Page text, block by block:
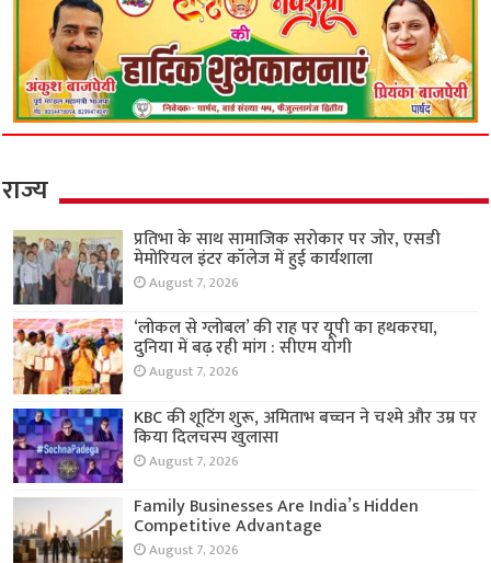
राज्य
प्रतिभा के साथ सामाजिक सरोकार पर जोर, एसडी
मेमोरियल इंटर कॉलेज में हुई कार्यशाला
August 7, 2026
‘लोकल से ग्लोबल’ की राह पर यूपी का हथकरघा,
दुनिया में बढ़ रही मांग : सीएम योगी
August 7, 2026
KBC की शूटिंग शुरू, अमिताभ बच्चन ने चश्मे और उम्र पर
किया दिलचस्प खुलासा
August 7, 2026
Family Businesses Are India’s Hidden
Competitive Advantage
August 7, 2026